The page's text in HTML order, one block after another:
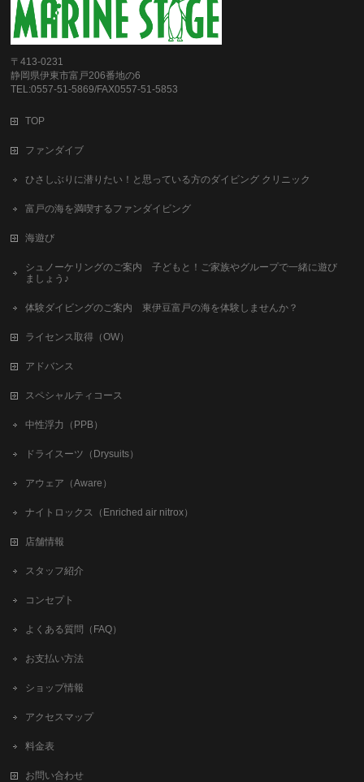
〒413-0231
静岡県伊東市富戸206番地の6
TEL:0557-51-5869/FAX0557-51-5853
TOP
ファンダイブ
ひさしぶりに潜りたい！と思っている方のダイビング クリニック
富戸の海を満喫するファンダイビング
海遊び
シュノーケリングのご案内 子どもと！ご家族やグループで一緒に遊び
ましょう♪
体験ダイビングのご案内 東伊豆富戸の海を体験しませんか？
ライセンス取得（OW）
アドバンス
スペシャルティコース
中性浮力（PPB）
ドライスーツ（Drysuits）
アウェア（Aware）
ナイトロックス（Enriched air nitrox）
店舗情報
スタッフ紹介
コンセプト
よくある質問（FAQ）
お支払い方法
ショップ情報
アクセスマップ
料金表
お問い合わせ